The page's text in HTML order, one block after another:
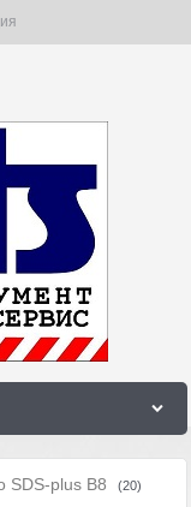
SDS-plus B8 (20)